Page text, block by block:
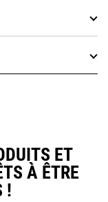
ET
À ÊTRE
!